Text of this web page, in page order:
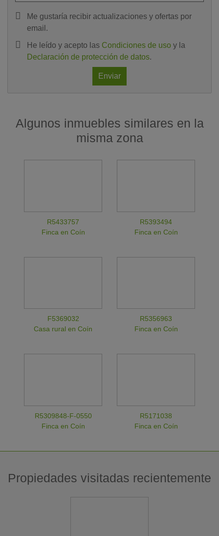
Me gustaría recibir actualizaciones y ofertas por
email.
He leído y acepto las Condiciones de uso y la
Declaración de protección de datos.
Enviar
Algunos inmuebles similares en la
misma zona
R5433757
Finca en Coín
R5393494
Finca en Coín
F5369032
Casa rural en Coín
R5356963
Finca en Coín
R5309848-F-0550
Finca en Coín
R5171038
Finca en Coín
Propiedades visitadas recientemente